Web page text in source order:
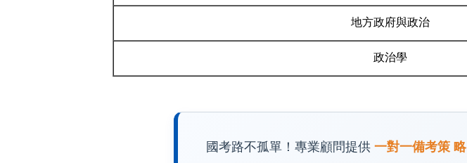
地方政府與政治
政治學
國考路不孤單！專業顧問提供 一對一備考策 略